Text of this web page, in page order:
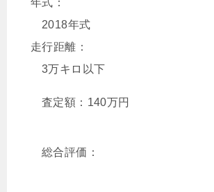
年式：
2018年式
走行距離：
3万キロ以下
査定額： 140万円
総合評価：